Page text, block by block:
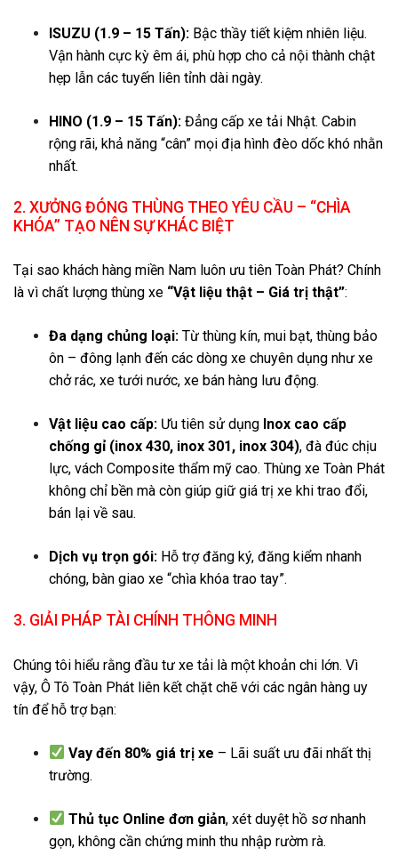
ISUZU (1.9 – 15 Tấn): Bậc thầy tiết kiệm nhiên liệu.
Vận hành cực kỳ êm ái, phù hợp cho cả nội thành chật
hẹp lẫn các tuyến liên tỉnh dài ngày.
HINO (1.9 – 15 Tấn): Đẳng cấp xe tải Nhật. Cabin
rộng rãi, khả năng “cân” mọi địa hình đèo dốc khó nhằn
nhất.
2. XƯỞNG ĐÓNG THÙNG THEO YÊU CẦU – “CHÌA
KHÓA” TẠO NÊN SỰ KHÁC BIỆT
Tại sao khách hàng miền Nam luôn ưu tiên Toàn Phát? Chính
là vì chất lượng thùng xe “Vật liệu thật – Giá trị thật”:
Đa dạng chủng loại: Từ thùng kín, mui bạt, thùng bảo
ôn – đông lạnh đến các dòng xe chuyên dụng như xe
chở rác, xe tưới nước, xe bán hàng lưu động.
Vật liệu cao cấp: Ưu tiên sử dụng Inox cao cấp
chống gỉ (inox 430, inox 301, inox 304), đà đúc chịu
lực, vách Composite thẩm mỹ cao. Thùng xe Toàn Phát
không chỉ bền mà còn giúp giữ giá trị xe khi trao đổi,
bán lại về sau.
Dịch vụ trọn gói: Hỗ trợ đăng ký, đăng kiểm nhanh
chóng, bàn giao xe “chìa khóa trao tay”.
3. GIẢI PHÁP TÀI CHÍNH THÔNG MINH
Chúng tôi hiểu rằng đầu tư xe tải là một khoản chi lớn. Vì
vậy, Ô Tô Toàn Phát liên kết chặt chẽ với các ngân hàng uy
tín để hỗ trợ bạn:
Vay đến 80% giá trị xe – Lãi suất ưu đãi nhất thị
trường.
Thủ tục Online đơn giản, xét duyệt hồ sơ nhanh
gọn, không cần chứng minh thu nhập rườm rà.